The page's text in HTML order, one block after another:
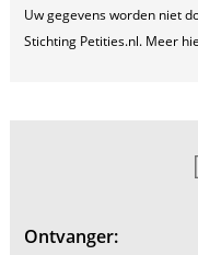
Uw gegevens worden niet
Stichting Petities.nl. Meer
Ontvanger: